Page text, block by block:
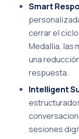
Smart
cerrar el
Medallia, las
una
respuesta.
Intelligent
sesiones